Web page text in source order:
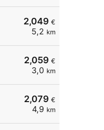
2,049 €
5,2 km
2,059 €
3,0 km
2,079 €
4,9 km